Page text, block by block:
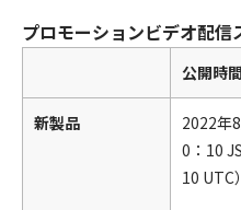
プロモーションビデオ配信
公開時間
新製品
2022年
0：10
10 UTC）